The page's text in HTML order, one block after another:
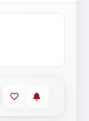
Favorilere ekle
Stoğa